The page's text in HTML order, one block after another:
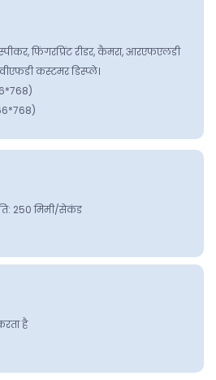
फिंगरप्रिंट रीडर, कैमरा, आरएफएलडी
कस्टमर डिस्प्ले।
250 मिमी/सेकंड
है